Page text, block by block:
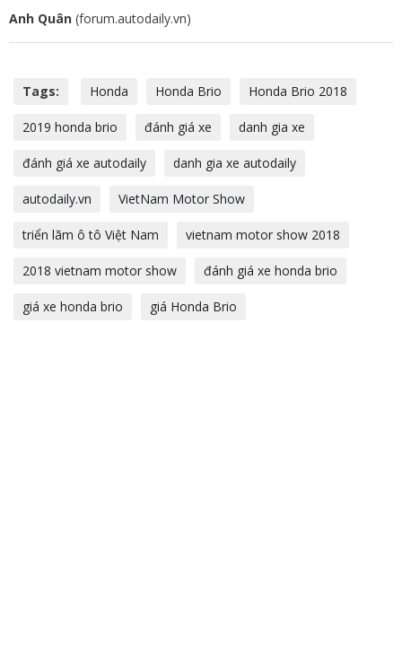
Anh Quân (forum.autodaily.vn)
Tags: Honda Honda Brio Honda Brio 2018
2019 honda brio đánh giá xe danh gia xe
đánh giá xe autodaily danh gia xe autodaily
autodaily.vn VietNam Motor Show
triển lãm ô tô Việt Nam vietnam motor show 2018
2018 vietnam motor show đánh giá xe honda brio
giá xe honda brio giá Honda Brio